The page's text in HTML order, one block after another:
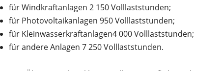
für Windkraftanlagen 2 150 Volllaststunden;
für Photovoltaikanlagen 950 Volllaststunden;
für Kleinwasserkraftanlagen4 000 Volllaststunden;
für andere Anlagen 7 250 Volllaststunden.